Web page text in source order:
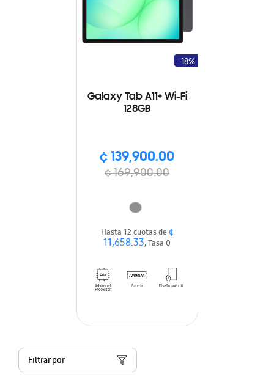
Galaxy Tab A11+ Wi-Fi
128GB
¢ 139,900.00
¢ 169,900.00
- 18%
Hasta 12 cuotas de¢
11,658.33, Tasa 0
Filtrar por